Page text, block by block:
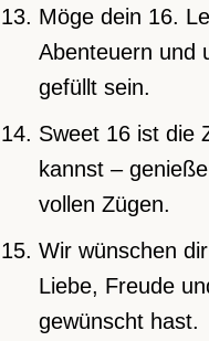
Möge dein 16.
Abenteuern und
gefüllt sein.
Sweet 16 ist die
kannst –
vollen Zügen.
Wir wünschen
Liebe, Freude
gewünscht hast.